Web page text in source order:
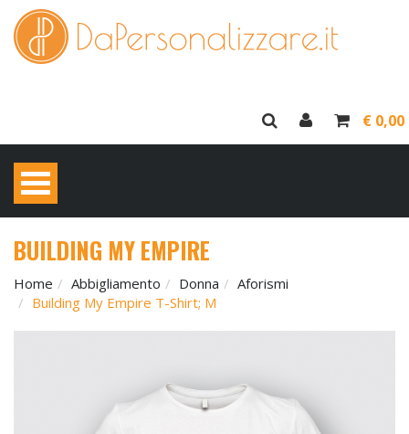
€ 0,00
BUILDING MY EMPIRE
Home Abbigliamento Donna
Aforismi
Building My Empire T-Shirt; M